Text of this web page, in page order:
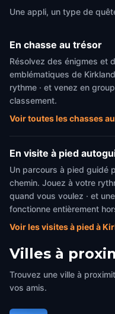
Une appli, un type de
En chasse au trésor
Résolvez des énigmes et
emblématiques de
rythme · et venez en
classement.
Voir toutes les chasses
En visite à pied
Un parcours à pied guidé
chemin. Jouez à votre
quand vous voulez · et
fonctionne entièrement
Voir les visites à pied à
Villes à
Trouvez une ville à
vos amis.